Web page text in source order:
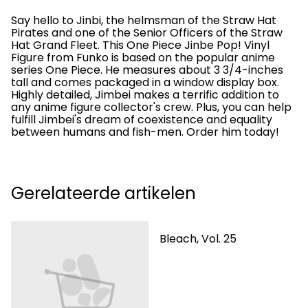
Say hello to Jinbi, the helmsman of the Straw Hat
Pirates and one of the Senior Officers of the Straw
Hat Grand Fleet. This One Piece Jinbe Pop! Vinyl
Figure from Funko is based on the popular anime
series One Piece. He measures about 3 3/4-inches
tall and comes packaged in a window display box.
Highly detailed, Jimbei makes a terrific addition to
any anime figure collector's crew. Plus, you can help
fulfill Jimbei's dream of coexistence and equality
between humans and fish-men. Order him today!
Gerelateerde artikelen
Bleach, Vol. 25